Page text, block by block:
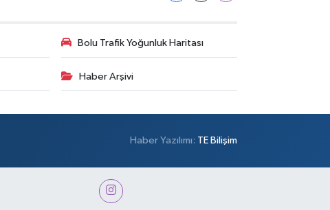
Bolu Trafik Yoğunluk Haritası
Haber Arşivi
Haber Yazılımı: TE Bilişim